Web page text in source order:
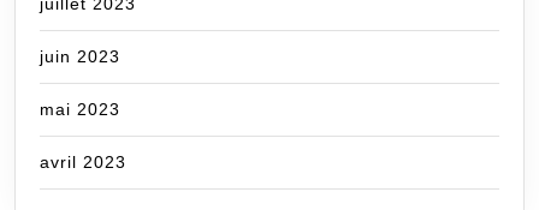
juillet 2023
juin 2023
mai 2023
avril 2023